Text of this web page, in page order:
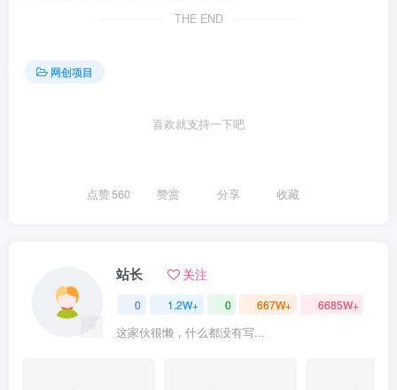
THE END
网创项目
喜欢就支持一下吧
点赞560 赞赏 分享 收藏
站长 关注
0 1.2W+ 0 667W+ 6685W+
这家伙很懒，什么都没有写...